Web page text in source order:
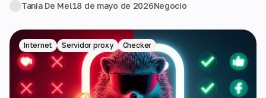
Tania De Mel18 de mayo de 2026Negocio
Internet Servidor proxy Checker